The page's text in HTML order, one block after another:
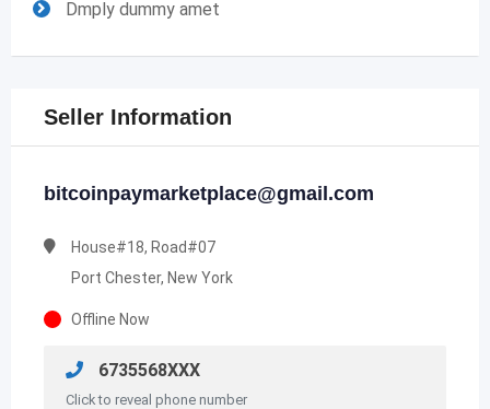
Dmply dummy amet
Seller Information
bitcoinpaymarketplace@gmail.com
House#18, Road#07
Port Chester, New York
Offline Now
6735568XXX
Click to reveal phone number